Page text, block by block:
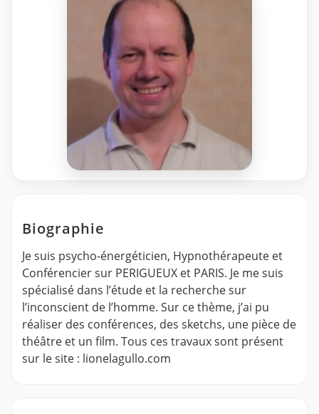
Biographie
Je suis psycho-énergéticien, Hypnothérapeute et
Conférencier sur PERIGUEUX et PARIS. Je me suis
spécialisé dans l’étude et la recherche sur
l’inconscient de l’homme. Sur ce thème, j’ai pu
réaliser des conférences, des sketchs, une pièce de
théâtre et un film. Tous ces travaux sont présent
sur le site : lionelagullo.com